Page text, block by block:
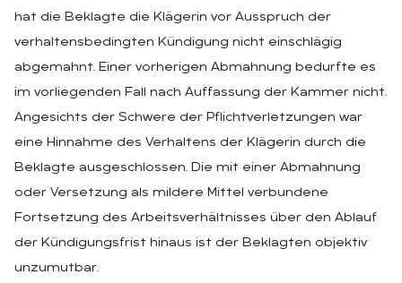
hat die Beklagte die Klägerin vor Ausspruch der
verhaltensbedingten Kündigung nicht einschlägig
abgemahnt. Einer vorherigen Abmahnung bedurfte es
im vorliegenden Fall nach Auffassung der Kammer nicht.
Angesichts der Schwere der Pflichtverletzungen war
eine Hinnahme des Verhaltens der Klägerin durch die
Beklagte ausgeschlossen. Die mit einer Abmahnung
oder Versetzung als mildere Mittel verbundene
Fortsetzung des Arbeitsverhältnisses über den Ablauf
der Kündigungsfrist hinaus ist der Beklagten objektiv
unzumutbar.